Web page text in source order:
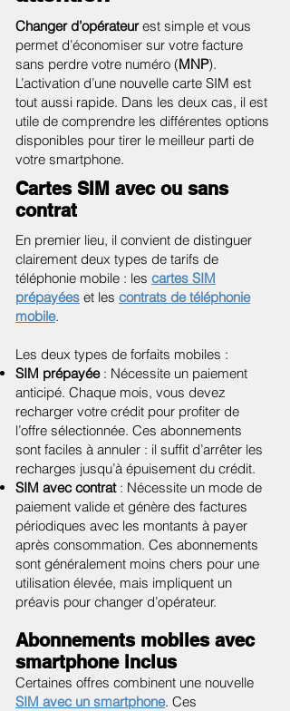
Changer d’opérateurest simple et vous
permet d’économiser sur votre facture
sans perdre votre numéro (MNP).
L’activation d’une nouvelle carte SIM est
tout aussi rapide. Dans les deux cas, il est
utile de comprendre les différentes options
disponibles pour tirer le meilleur parti de
votre smartphone.
Cartes SIM avec ou sans
contrat
En premier lieu, il convient de distinguer
clairement deux types de tarifs de
téléphonie mobile : les cartes SIM
prépayées et les contrats de téléphonie
mobile.
Les deux types de forfaits mobiles :
SIM prépayée : Nécessite un paiement
anticipé. Chaque mois, vous devez
recharger votre crédit pour profiter de
l’offre sélectionnée. Ces abonnements
sont faciles à annuler : il suffit d’arrêter les
recharges jusqu’à épuisement du crédit.
SIM avec contrat: Nécessite un mode de
paiement valide et génère des factures
périodiques avec les montants à payer
après consommation. Ces abonnements
sont généralement moins chers pour une
utilisation élevée, mais impliquent un
préavis pour changer d’opérateur.
Abonnements mobiles avec
smartphone inclus
Certaines offres combinent une nouvelle
SIM avec un smartphone. Ces